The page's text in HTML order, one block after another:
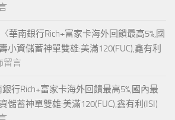
華南銀行Rich+富家卡海外回饋最高5%,國
小資儲蓄神單雙雄:美滿120(FUC),鑫有利
留言
行Rich+富家卡海外回饋最高5%,國內最
儲蓄神單雙雄:美滿120(FUC),鑫有利(ISI)